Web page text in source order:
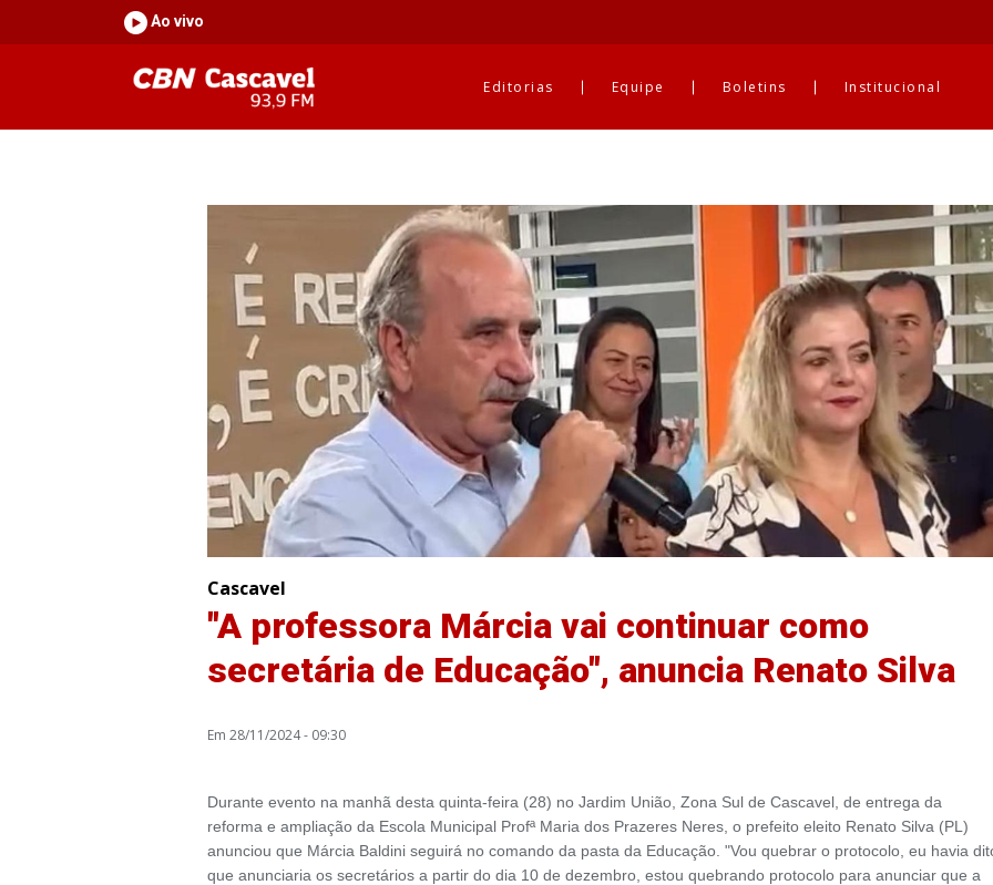
Ao vivo
Editorias Equipe Boletins Institucional
Cascavel
"A professora Márcia vai continuar como
secretária de Educação", anuncia Renato Silva
Em 28/11/2024 - 09:30
Durante evento na manhã desta quinta-feira (28) no Jardim União, Zona Sul de Cascavel, de entrega da
reforma e ampliação da Escola Municipal Profª Maria dos Prazeres Neres, o prefeito eleito Renato Silva (PL)
anunciou que Márcia Baldini seguirá no comando da pasta da Educação. "Vou quebrar o protocolo, eu havia
que anunciaria os secretários a partir do dia 10 de dezembro, estou quebrando protocolo para anunciar que a